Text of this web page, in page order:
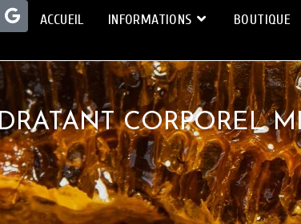
ACCUEIL INFORMATIONS BOUTIQUE
CORPOREL